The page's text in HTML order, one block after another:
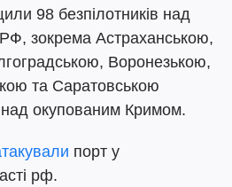
98 безпілотників над
РФ, зокрема Астраханською,
Воронезькою,
та Саратовською
окупованим Кримом.
порт у
рф.